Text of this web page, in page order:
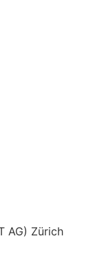
AG) Zürich